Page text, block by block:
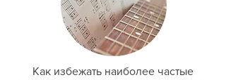
Как избежать наиболее частые